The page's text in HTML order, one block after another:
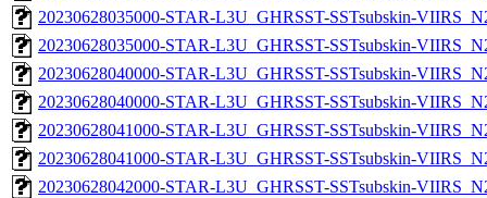
20230628035000-STAR-L3U_GHRSST-SSTsubskin-
20230628035000-STAR-L3U_GHRSST-SSTsubskin-
20230628040000-STAR-L3U_GHRSST-SSTsubskin-
20230628040000-STAR-L3U_GHRSST-SSTsubskin-
20230628041000-STAR-L3U_GHRSST-SSTsubskin-
20230628041000-STAR-L3U_GHRSST-SSTsubskin-
20230628042000-STAR-L3U_GHRSST-SSTsubskin-